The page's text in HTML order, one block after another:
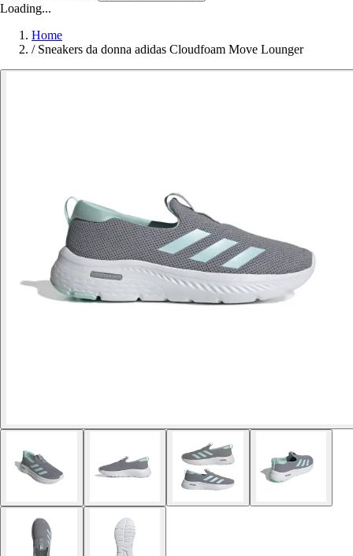
Loading...
Home
/ Sneakers da donna adidas Cloudfoam Move Lounger